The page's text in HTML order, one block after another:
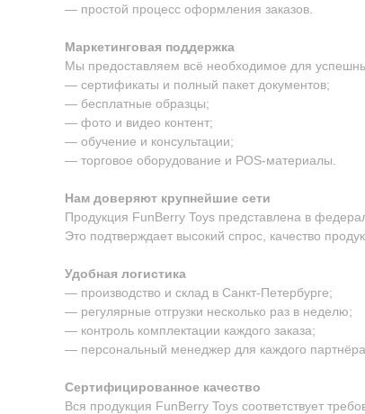
— простой процесс оформления заказов.
Маркетинговая поддержка
Мы предоставляем всё необходимое для
— сертификаты и полный пакет документов;
— бесплатные образцы;
— фото и видео контент;
— обучение и консультации;
— торговое оборудование и POS-материалы.
Нам доверяют крупнейшие сети
Продукция FunBerry Toys представлена в
Это подтверждает высокий спрос, качество
Удобная логистика
— производство и склад в Санкт-Петербурге;
— регулярные отгрузки несколько раз в неделю;
— контроль комплектации каждого заказа;
— персональный менеджер для каждого партнёра.
Сертифицированное качество
Вся продукция FunBerry Toys соответствует